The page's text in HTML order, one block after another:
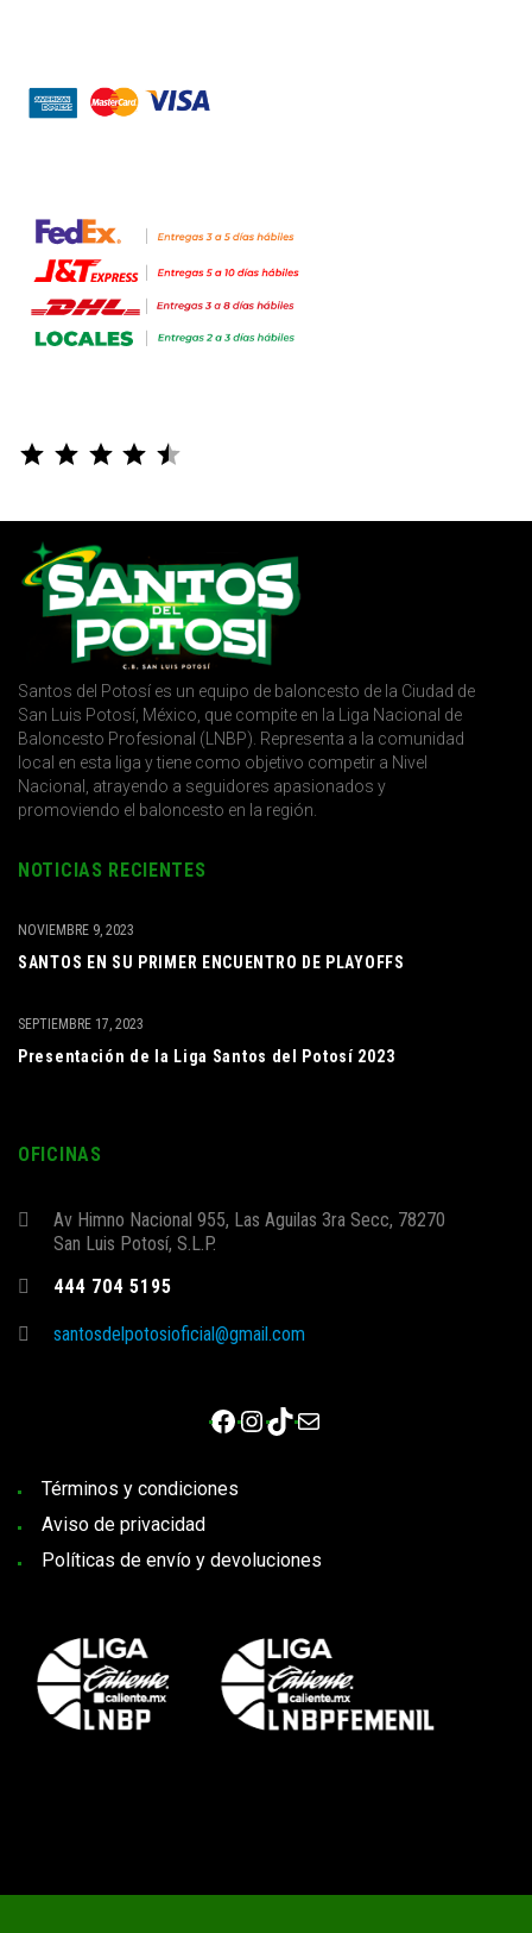
⭐ ⭐
Santos del Potosí es un equipo de baloncesto de la Ciudad de
San Luis Potosí, México, que compite en la Liga Nacional de
Baloncesto Profesional (LNBP). Representa a la comunidad
local en esta liga y tiene como objetivo competir a Nivel
Nacional, atrayendo a seguidores apasionados y
promoviendo el baloncesto en la región.
NOTICIAS RECIENTES
SANTOS EN SU PRIMER ENCUENTRO DE PLAYOFFS
NOVIEMBRE 9, 2023
Presentación de la Liga Santos del Potosí 2023
SEPTIEMBRE 17, 2023
OFICINAS
Av Himno Nacional 955, Las Aguilas 3ra Secc, 78270
San Luis Potosí, S.L.P.
444 704 5195
santosdelpotosioficial@gmail.com
Facebook
Instagram
TikTok
Correo electrónico
Términos y condiciones
Aviso de privacidad
Políticas de envío y devoluciones